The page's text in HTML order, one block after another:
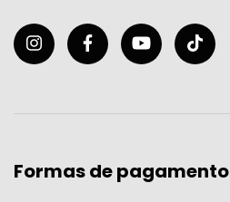
Formas de pagamento